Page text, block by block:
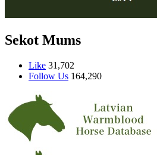
Sekot Mums
Like 31,702
Follow Us 164,290